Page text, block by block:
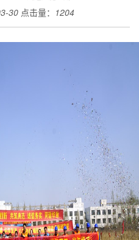
30 点击量： 1204